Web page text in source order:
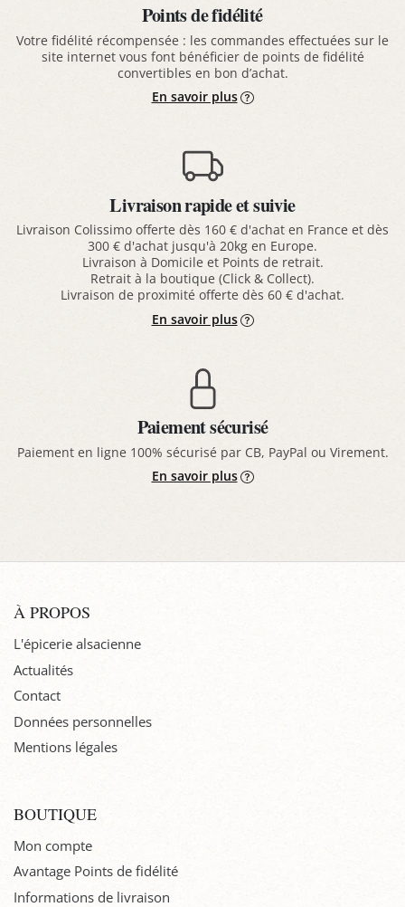
Points de fidélité
Votre fidélité récompensée : les commandes effectuées sur le
site internet vous font bénéficier de points de fidélité
convertibles en bon d’achat.
En savoir plus
Livraison rapide et suivie
Livraison Colissimo offerte dès 160 € d'achat en France et dès
300 € d'achat jusqu'à 20kg en Europe.
Livraison à Domicile et Points de retrait.
Retrait à la boutique (Click & Collect).
Livraison de proximité offerte dès 60 € d'achat.
En savoir plus
Paiement sécurisé
Paiement en ligne 100% sécurisé par CB, PayPal ou Virement.
En savoir plus
À PROPOS
L'épicerie alsacienne
Actualités
Contact
Données personnelles
Mentions légales
BOUTIQUE
Mon compte
Avantage Points de fidélité
Informations de livraison